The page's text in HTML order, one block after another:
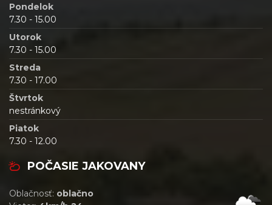
Pondelok
7.30 - 15.00
Utorok
7.30 - 15.00
Streda
7.30 - 17.00
Štvrtok
nestránkový
Piatok
7.30 - 12.00
POČASIE JAKOVANY
Oblačnosť: oblačno